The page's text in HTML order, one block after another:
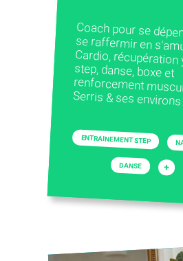
Coach pour se
se raffermir en
Cardio,
step, danse,
renforcement
Serris & ses
ENTRAINEMENT STEP
DANSE +